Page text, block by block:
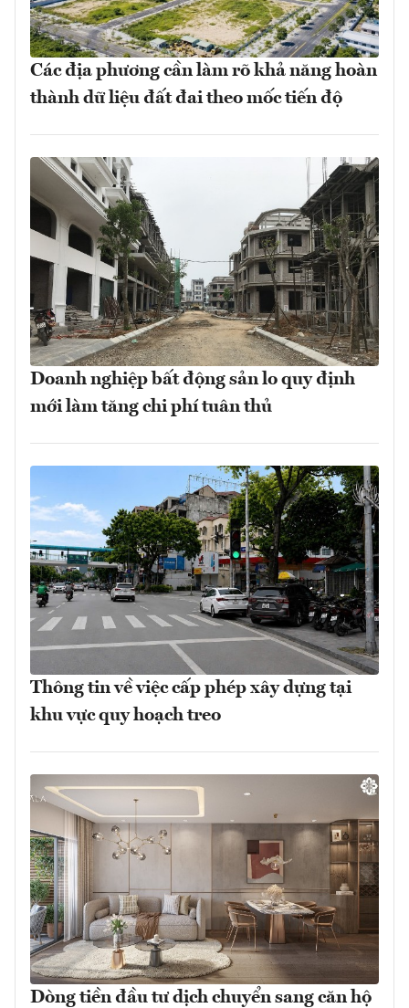
Các địa phương cần làm rõ khả năng hoàn
thành dữ liệu đất đai theo mốc tiến độ
Doanh nghiệp bất động sản lo quy định
mới làm tăng chi phí tuân thủ
Thông tin về việc cấp phép xây dựng tại
khu vực quy hoạch treo
Dòng tiền đầu tư dịch chuyển sang căn hộ